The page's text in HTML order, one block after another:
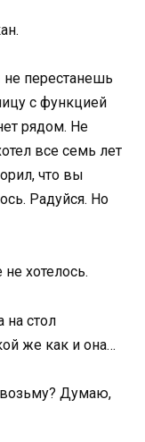
не перестанешь
с функцией
рядом. Не
все семь лет
что вы
Радуйся. Но
хотелось.
на стол
же как и она…
возьму? Думаю,